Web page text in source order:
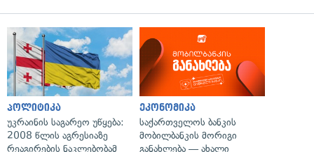
პოლიტიკა
უკრაინის საგარეო უწყება:
2008 წლის აგრესიაზე
რეაგირების ნაკლებობამ
ეკონომიკა
საქართველოს ბანკის
მობილბანკის მორიგი
განახლება — ახალი